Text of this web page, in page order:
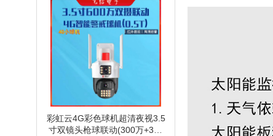
彩虹云4G彩色球机超清夜视3.5
寸双镜头枪球联动(300万+300